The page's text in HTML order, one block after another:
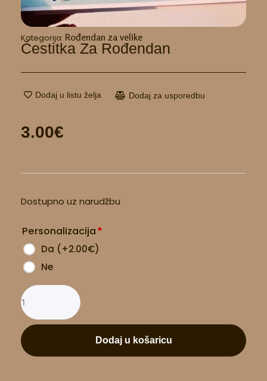
Kategorija: Rođendan za velike
Čestitka Za Rođendan
Dodaj u listu želja Dodaj za usporedbu
3.00€
Dostupno uz narudžbu
Personalizacija*
Da (+2.00€)
Ne
za
količina
Dodaj u košaricu